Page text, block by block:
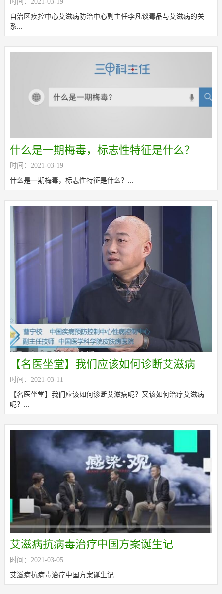
关系
时间：2021-03-19
自治区疾控中心艾滋病防治中心副主任李凡谈毒品与艾滋病的关
系...
什么是一期梅毒，标志性特征是什么？
时间：2021-03-19
什么是一期梅毒，标志性特征是什么？...
【名医坐堂】我们应该如何诊断艾滋病
呢？又该如何治疗艾滋病呢？
时间：2021-03-11
【名医坐堂】我们应该如何诊断艾滋病呢？又该如何治疗艾滋病
呢？...
艾滋病抗病毒治疗中国方案诞生记
时间：2021-03-05
艾滋病抗病毒治疗中国方案诞生记...